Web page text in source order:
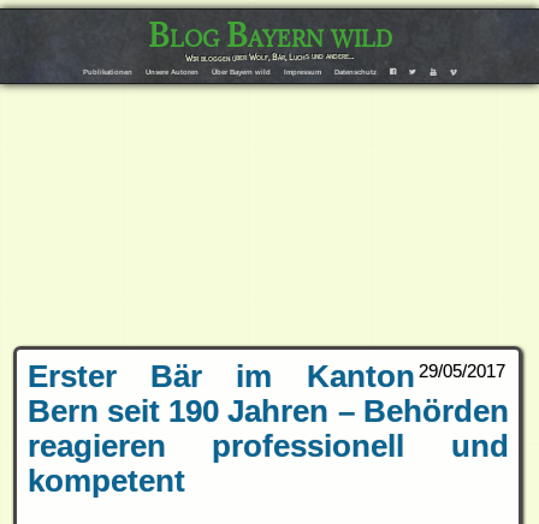
Blog Bayern wild
Wir bloggen über Wolf, Bär, Luchs und andere…
Publikationen Unsere Autoren Über Bayern wild Impressum Datenschutz F T Y V
29/05/2017
Erster Bär im Kanton
Bern seit 190 Jahren – Behörden
reagieren professionell und
kompetent